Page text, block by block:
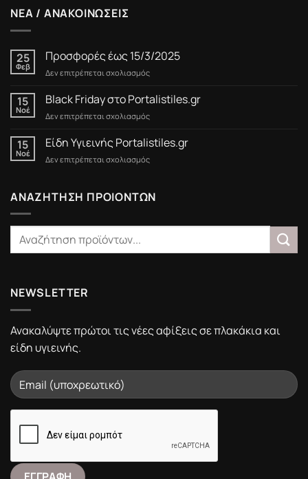
ΝΕΑ / ΑΝΑΚΟΙΝΩΣΕΙΣ
25
Φεβ
Προσφορές έως 15/3/2025
Δεν επιτρέπεται σχολιασμόςστο
έως
15/3/2025
15
Νοέ
Black Friday στο Portalistiles.gr
Δεν επιτρέπεται σχολιασμόςστο
Friday
στο
Portalistiles.gr
15
Νοέ
Είδη Υγιεινής Portalistiles.gr
Δεν επιτρέπεται σχολιασμόςστο
Portalistiles.gr
ΑΝΑΖΗΤΗΣΗ ΠΡΟΙΟΝΤΩΝ
NEWSLETTER
Ανακαλύψτε πρώτοι τις νέες αφίξεις σε πλακάκια και
είδη υγιεινής.